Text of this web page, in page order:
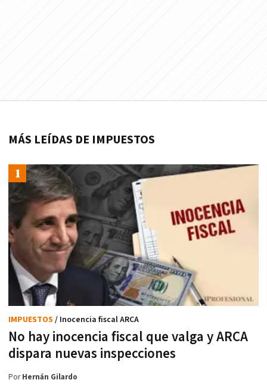
MÁS LEÍDAS DE IMPUESTOS
No hay inocencia fiscal que valga y ARCA
dispara nuevas inspecciones
IMPUESTOS / Inocencia fiscal ARCA
PorHernán Gilardo